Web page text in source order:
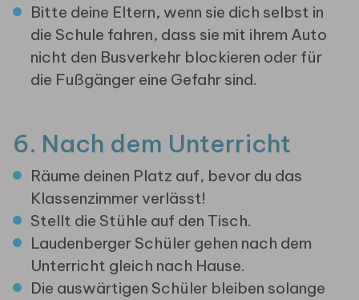
Bitte deine Eltern, wenn sie dich selbst in
die Schule fahren, dass sie mit ihrem Auto
nicht den Busverkehr blockieren oder für
die Fußgänger eine Gefahr sind.
6. Nach dem Unterricht
Räume deinen Platz auf, bevor du das
Klassenzimmer verlässt!
Stellt die Stühle auf den Tisch.
Laudenberger Schüler gehen nach dem
Unterricht gleich nach Hause.
Die auswärtigen Schüler bleiben solange